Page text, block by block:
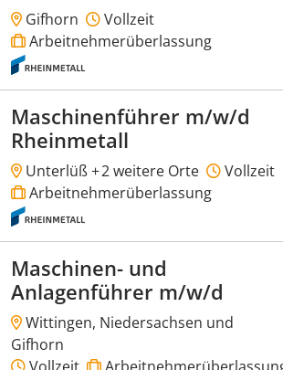
Gifhorn
Vollzeit
Arbeitnehmerüberlassung
Maschinenführer m/w/d
Rheinmetall
Unterlüß +2 weitere Orte
Vollzeit
Arbeitnehmerüberlassung
Maschinen- und
Anlagenführer m/w/d
Wittingen, Niedersachsen und
Gifhorn
Vollzeit